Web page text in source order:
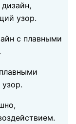
узор.
с плавными